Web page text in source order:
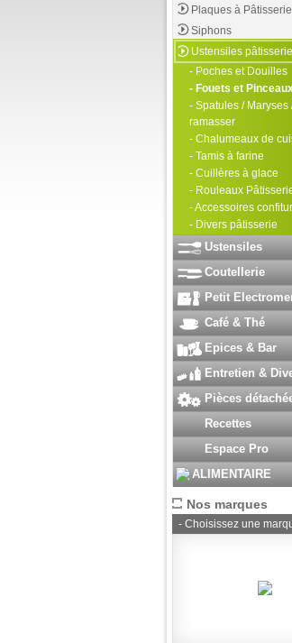
Plaques à Pâtisserie
Siphons
Ustensiles pâtisserie
- Poches et Douilles
- Fouets et
- Spatules / Maryses
ramasser
- Chalumeaux de
- Tamis à farine
- Cuillères à glace
- Rouleaux
- Accessoires
- Divers pâtisserie
Ustensiles
Coutellerie
Petit
Café & Thé
Epices & Bar
Entretien &
Pièces
Recettes
Espace Pro
ALIMENTAIRE
Nos marques